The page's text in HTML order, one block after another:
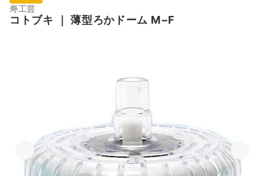
寿工芸
コトブキ ｜薄型ろかドーム M−F